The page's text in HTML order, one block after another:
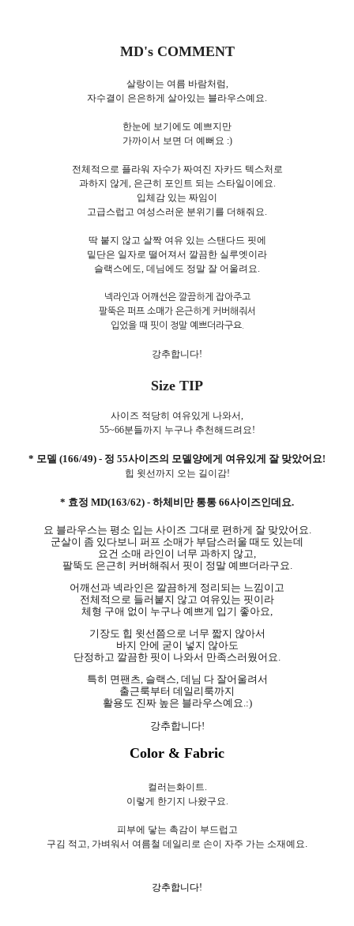
MD's COMMENT
살랑이는 여름 바람처럼,
자수결이 은은하게 살아있는 블라우스예요.
한눈에 보기에도 예쁘지만
가까이서 보면 더 예뻐요 :)
전체적으로 플라워 자수가 짜여진 자카드 텍스처로
과하지 않게, 은근히 포인트 되는 스타일이에요.
입체감 있는 짜임이
고급스럽고 여성스러운 분위기를 더해줘요.
딱 붙지 않고 살짝 여유 있는 스탠다드 핏에
밑단은 일자로 떨어져서 깔끔한 실루엣이라
슬랙스에도, 데님에도 정말 잘 어울려요.
넥라인과 어깨선은 깔끔하게 잡아주고
팔뚝은 퍼프 소매가 은근하게 커버해줘서
입었을 때 핏이 정말 예쁘더라구요.
강추합니다!
Size TIP
사이즈 적당히 여유있게 나와서,
55~66분들까지 누구나 추천해드려요!
* 모델 (166/49) - 정 55사이즈의 모델양에게 여유있게 잘 맞았어요!
힙 윗선까지 오는 길이감!
* 효정 MD(163/62) - 하체비만 통통 66사이즈인데요.
요 블라우스는 평소 입는 사이즈 그대로 편하게 잘 맞았어요.
군살이 좀 있다보니 퍼프 소매가 부담스러울 때도 있는데
요건 소매 라인이 너무 과하지 않고,
팔뚝도 은근히 커버해줘서 핏이 정말 예쁘더라구요.
어깨선과 넥라인은 깔끔하게 정리되는 느낌이고
전체적으로 들러붙지 않고 여유있는 핏이라
체형 구애 없이 누구나 예쁘게 입기 좋아요,
기장도 힙 윗선쯤으로 너무 짧지 않아서
바지 안에 굳이 넣지 않아도
단정하고 깔끔한 핏이 나와서 만족스러웠어요.
특히 면팬츠, 슬랙스, 데님 다 잘어울려서
출근룩부터 데일리룩까지
활용도 진짜 높은 블라우스예요.:)
강추합니다!
Color & Fabric
컬러는화이트.
이렇게 한기지 나왔구요.
피부에 닿는 촉감이 부드럽고
구김 적고, 가벼워서 여름철 데일리로 손이 자주 가는 소재예요.
강추합니다!